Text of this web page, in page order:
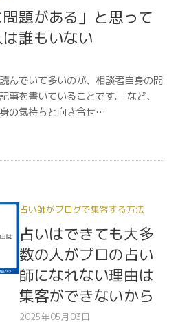
題がある」と思って
誰もいない
んでいて多いのが、相談者自身の問
事を書いていることです。 など、
の気持ちと向き合せ…
占い師がブログで集客する方法
占いはできても大多
数の人がプロの占い
師になれない理由は
集客ができないから
2025年05月03日